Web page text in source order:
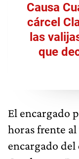
Causa
cárcel
las
que
El encargado
horas frente
encargado del